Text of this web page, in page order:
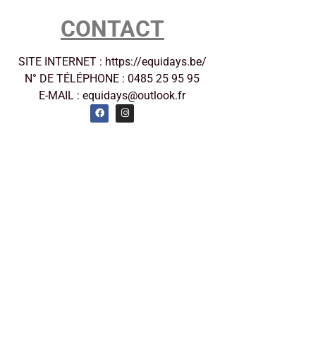
CONTACT
SITE INTERNET : https://equidays.be/
N° DE TÉLÉPHONE : 0485 25 95 95
E-MAIL : equidays@outlook.fr